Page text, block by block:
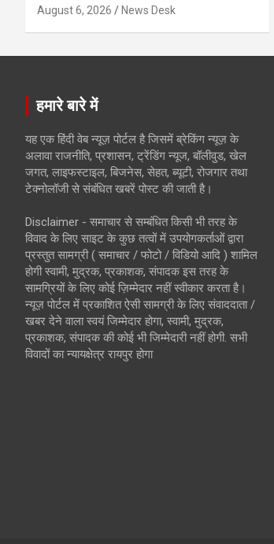
August 6, 2026 News Desk
हमारे बारे में
यह एक हिंदी वेब न्यूज़ पोर्टल है जिसमें ब्रेकिंग न्यूज़ के
अलावा राजनीति, प्रशासन, ट्रेंडिंग न्यूज, बॉलीवुड, खेल
जगत, लाइफस्टाइल, बिजनेस, सेहत, ब्यूटी, रोजगार तथा
टेक्नोलॉजी से संबंधित खबरें पोस्ट की जाती है।
Disclaimer - समाचार से सम्बंधित किसी भी तरह के
विवाद के लिए साइट के कुछ तत्वों में उपयोगकर्ताओं द्वारा
प्रस्तुत सामग्री ( समाचार / फोटो / विडियो आदि ) शामिल
होगी स्वामी, मुद्रक, प्रकाशक, संपादक इस तरह के
सामग्रियों के लिए कोई ज़िम्मेदार नहीं स्वीकार करता है।
न्यूज़ पोर्टल में प्रकाशित ऐसी सामग्री के लिए संवाददाता /
खबर देने वाला स्वयं जिम्मेदार होगा, स्वामी, मुद्रक,
प्रकाशक, संपादक की कोई भी जिम्मेदारी नहीं होगी. सभी
विवादों का न्यायक्षेत्र रायपुर होगा